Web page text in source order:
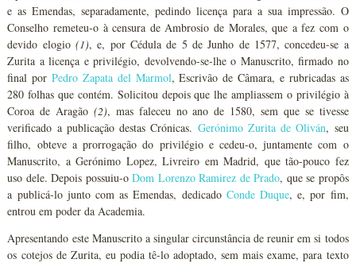
e as Emendas, separadamente, pedindo licença para a sua impressão. O
Conselho remeteu-o à censura de Ambrosio de Morales, que a fez com o
devido elogio(1), e, por Cédula de 5 de Junho de 1577, concedeu-se a
Zurita a licença e privilégio, devolvendo-se-lhe o Manuscrito, firmado no
final porPedro Zapata del Marmol, Escrivão de Câmara, e rubricadas as
280 folhas que contém. Solicitou depois que lhe ampliassem o privilégio à
Coroa de Aragão(2), mas faleceu no ano de 1580, sem que se tivesse
verificado a publicação destas Crónicas. Gerónimo Zurita de Oliván, seu
filho, obteve a prorrogação do privilégio e cedeu-o, juntamente com o
Manuscrito, a Gerónimo Lopez, Livreiro em Madrid, que tão-pouco fez
uso dele. Depois possuiu-oDom Lorenzo Ramirez de Prado, que se propôs
a publicá-lo junto com as Emendas, dedicado Conde Duque, e, por fim,
entrou em poder da Academia.
Apresentando este Manuscrito a singular circunstância de reunir em si todos
os cotejos de Zurita, eu podia tê-lo adoptado, sem mais exame, para texto